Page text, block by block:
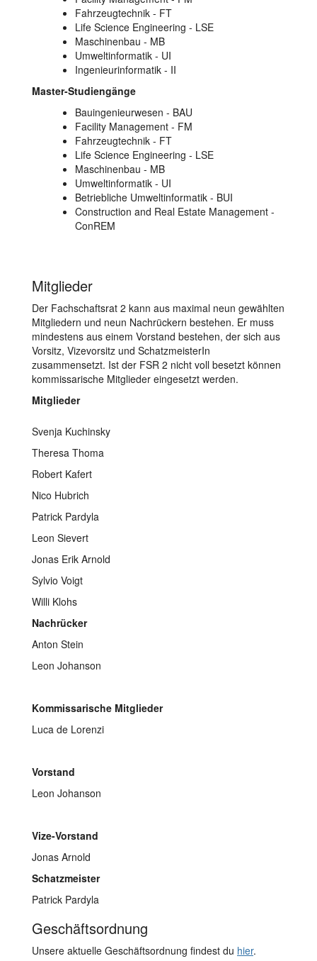
Fahrzeugtechnik - FT
Life Science Engineering - LSE
Maschinenbau - MB
Umweltinformatik - UI
Ingenieurinformatik - II
Master-Studiengänge
Bauingenieurwesen - BAU
Facility Management - FM
Fahrzeugtechnik - FT
Life Science Engineering - LSE
Maschinenbau - MB
Umweltinformatik - UI
Betriebliche Umweltinformatik - BUI
Construction and Real Estate Management -
ConREM
Mitglieder
Der Fachschaftsrat 2 kann aus maximal neun gewählten
Mitgliedern und neun Nachrückern bestehen. Er muss
mindestens aus einem Vorstand bestehen, der sich aus
Vorsitz, Vizevorsitz und SchatzmeisterIn
zusammensetzt. Ist der FSR 2 nicht voll besetzt können
kommissarische Mitglieder eingesetzt werden.
Mitglieder
Svenja Kuchinsky
Theresa Thoma
Robert Kafert
Nico Hubrich
Patrick Pardyla
Leon Sievert
Jonas Erik Arnold
Sylvio Voigt
Willi Klohs
Nachrücker
Anton Stein
Leon Johanson
Kommissarische Mitglieder
Luca de Lorenzi
Vorstand
Leon Johanson
Vize-Vorstand
Jonas Arnold
Schatzmeister
Patrick Pardyla
Geschäftsordnung
Unsere aktuelle Geschäftsordnung findest du hier.